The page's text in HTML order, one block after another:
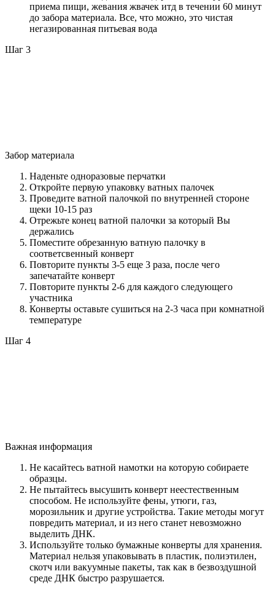
приема пищи, жевания жвачек итд в течении 60 минут
до забора материала. Все, что можно, это чистая
негазированная питьевая вода
Шаг 3
Забор материала
Наденьте одноразовые перчатки
Откройте первую упаковку ватных палочек
Проведите ватной палочкой по внутренней стороне
щеки 10-15 раз
Отрежьте конец ватной палочки за который Вы
держались
Поместите обрезанную ватную палочку в
соответсвенный конверт
Повторите пункты 3-5 еще 3 раза, после чего
запечатайте конверт
Повторите пункты 2-6 для каждого следующего
участника
Конверты оставьте сушиться на 2-3 часа при комнатной
температуре
Шаг 4
Важная информация
Не касайтесь ватной намотки на которую собираете
образцы.
Не пытайтесь высушить конверт неестественным
способом. Не используйте фены, утюги, газ,
морозильник и другие устройства. Такие методы могут
повредить материал, и из него станет невозможно
выделить ДНК.
Используйте только бумажные конверты для хранения.
Материал нельзя упаковывать в пластик, полиэтилен,
скотч или вакуумные пакеты, так как в безвоздушной
среде ДНК быстро разрушается.